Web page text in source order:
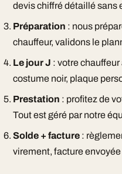
devis chiffré détaillé sans
Préparation : nous
chauffeur, validons le
Le jour J : votre
costume noir, plaque
Prestation : profitez de
Tout est géré par notre
Solde + facture:
virement, facture